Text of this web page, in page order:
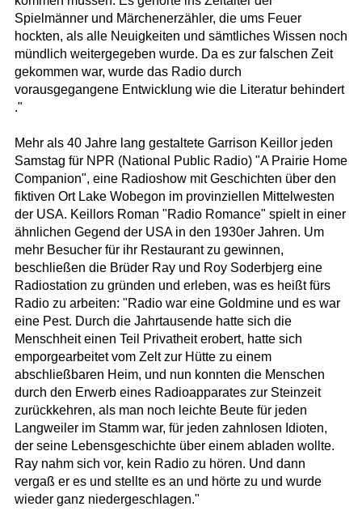
Spielmänner und Märchenerzähler, die ums Feuer
hockten, als alle Neuigkeiten und sämtliches Wissen noch
mündlich weitergegeben wurde. Da es zur falschen Zeit
gekommen war, wurde das Radio durch
vorausgegangene Entwicklung wie die Literatur behindert
."
Mehr als 40 Jahre lang gestaltete Garrison Keillor jeden
Samstag für NPR (National Public Radio) "A Prairie Home
Companion", eine Radioshow mit Geschichten über den
fiktiven Ort Lake Wobegon im provinziellen Mittelwesten
der USA. Keillors Roman "Radio Romance" spielt in einer
ähnlichen Gegend der USA in den 1930er Jahren. Um
mehr Besucher für ihr Restaurant zu gewinnen,
beschließen die Brüder Ray und Roy Soderbjerg eine
Radiostation zu gründen und erleben, was es heißt fürs
Radio zu arbeiten: "Radio war eine Goldmine und es war
eine Pest. Durch die Jahrtausende hatte sich die
Menschheit einen Teil Privatheit erobert, hatte sich
emporgearbeitet vom Zelt zur Hütte zu einem
abschließbaren Heim, und nun konnten die Menschen
durch den Erwerb eines Radioapparates zur Steinzeit
zurückkehren, als man noch leichte Beute für jeden
Langweiler im Stamm war, für jeden zahnlosen Idioten,
der seine Lebensgeschichte über einem abladen wollte.
Ray nahm sich vor, kein Radio zu hören. Und dann
vergaß er es und stellte es an und hörte zu und wurde
wieder ganz niedergeschlagen."